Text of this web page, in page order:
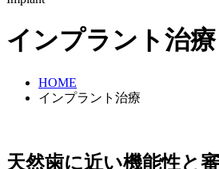
インプラント治療
HOME
インプラント治療
天然歯に近い機能性と